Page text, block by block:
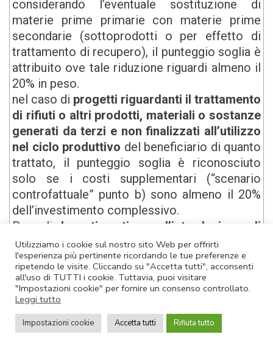
considerando l’eventuale sostituzione di
materie prime primarie con materie prime
secondarie (sottoprodotti o per effetto di
trattamento di recupero), il punteggio soglia è
attribuito ove tale riduzione riguardi almeno il
20% in peso.
nel caso di progetti riguardanti il trattamento
di rifiuti o altri prodotti, materiali o sostanze
generati da terzi e non finalizzati all’utilizzo
nel ciclo produttivo del beneficiario di quanto
trattato, il punteggio soglia è riconosciuto
solo se i costi supplementari (“scenario
controfattuale” punto b) sono almeno il 20%
dell’investimento complessivo.
Per gli Investimenti per l’introduzione di
Ecoinnovazioniè necessario ricorrere a
metodi di valutazione dell’impatto del ciclo di
vita dei prodotti conformi alle norme ISO
14040 e 14044, utilizzando il metodo
dell’impronta ambientale di cui alla Racc. (UE)
2021/2279 per i prodotti per i quali è
disponibile una PEFCR come ivi definita, o
Utilizziamo i cookie sul nostro sito Web per offrirti
l'esperienza più pertinente ricordando le tue preferenze e
ripetendo le visite. Cliccando su "Accetta tutti", acconsenti
all'uso di TUTTI i cookie. Tuttavia, puoi visitare
"Impostazioni cookie" per fornire un consenso controllato.
Leggi tutto
Impostazioni cookie Accetta tutti Rifiuta tutto